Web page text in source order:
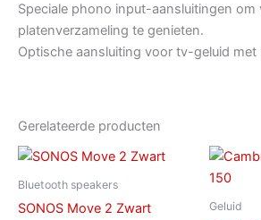
Speciale phono input-aansluitingen om
platenverzameling te genieten.
Optische aansluiting voor tv-geluid met
Gerelateerde producten
Bluetooth speakers
SONOS Move 2 Zwart Geluid